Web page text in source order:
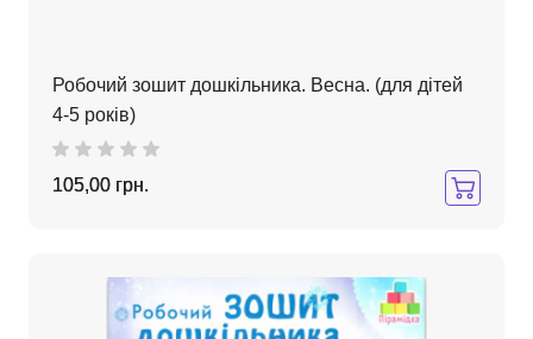
Робочий зошит дошкільника. Весна. (для дітей
4-5 років)
105,00 грн.